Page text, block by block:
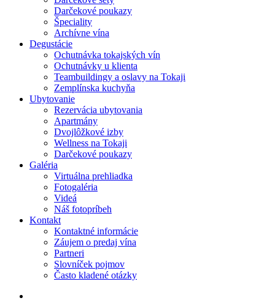
Darčekové poukazy
Špeciality
Archívne vína
Degustácie
Ochutnávka tokajských vín
Ochutnávky u klienta
Teambuildingy a oslavy na Tokaji
Zemplínska kuchyňa
Ubytovanie
Rezervácia ubytovania
Apartmány
Dvojlôžkové izby
Wellness na Tokaji
Darčekové poukazy
Galéria
Virtuálna prehliadka
Fotogaléria
Videá
Náš fotopríbeh
Kontakt
Kontaktné informácie
Záujem o predaj vína
Partneri
Slovníček pojmov
Často kladené otázky